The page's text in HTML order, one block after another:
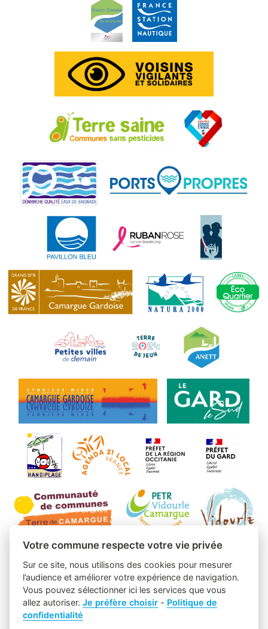
Votre commune respecte votre vie privée
Sur ce site, nous utilisons des cookies pour mesurer
l’audience et améliorer votre expérience de navigation.
Vous pouvez sélectionner ici les services que vous
allez autoriser.Je préfère choisir - Politique de
confidentialité